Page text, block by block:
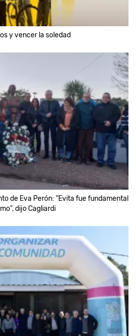
y vencer la soledad
de Eva Perón: “Evita fue fundamental
dijo Cagliardi